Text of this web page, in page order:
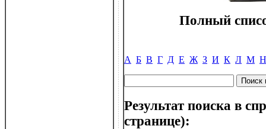
Полный
А Б В Г Д Е Ж З И К Л М Н
Результат поиска в
странице):